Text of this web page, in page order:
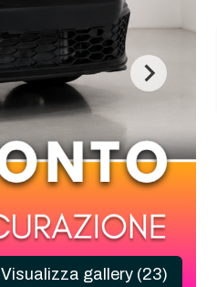
Visualizza gallery (23)